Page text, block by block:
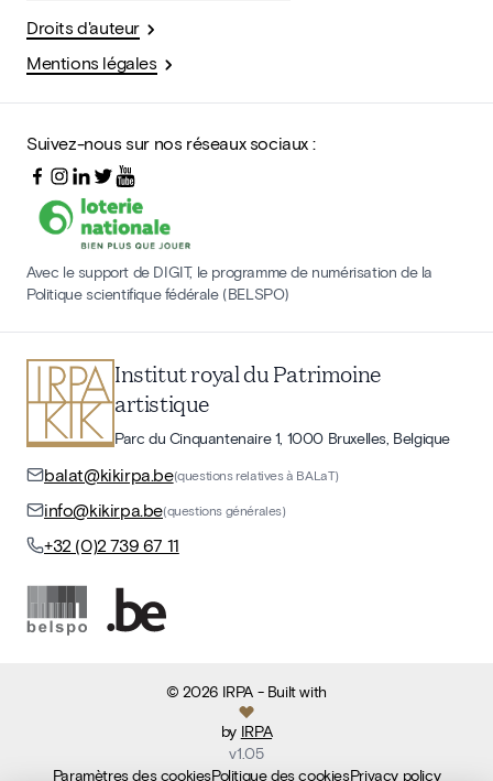
Droits d'auteur
Mentions légales
Suivez-nous sur nos réseaux sociaux :
Avec le support de DIGIT, le programme de numérisation de la
Politique scientifique fédérale (BELSPO)
Institut royal du Patrimoine
artistique
Parc du Cinquantenaire 1, 1000 Bruxelles, Belgique
balat@kikirpa.be(questions relatives à BALaT)
info@kikirpa.be(questions générales)
+32 (0)2 739 67 11
©2026 IRPA- Built with
by IRPA
v1.05
Paramètres des cookiesPolitique des cookiesPrivacy policy